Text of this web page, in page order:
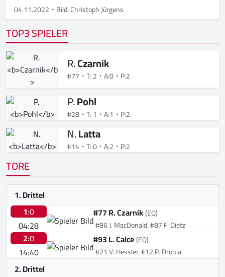
Penaltyschießen
04.11.2022 Bild: Christoph Jürgens
TOP3 SPIELER
R.Czarnik
#77 T: 2 A:0 P:2
P.Pohl
#28 T: 1 A:1 P:2
N.Latta
#14 T: 0 A:2 P:2
TORE
1. Drittel
1:0
04:28
#77 R. Czarnik(EQ)
#86 J. MacDonald, #87 F. Dietz
2:0
14:40
#93 L. Calce(EQ)
#21 V. Hessler, #12 P. Dronia
2. Drittel